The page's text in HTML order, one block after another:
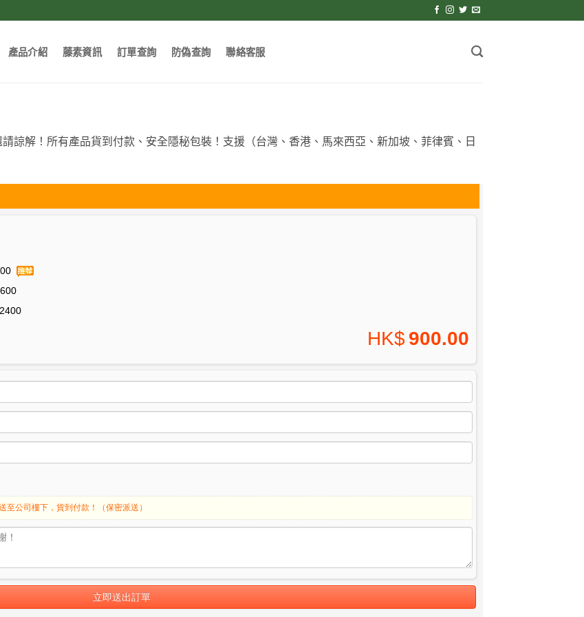
產品介紹 藤素資訊 訂單查詢 防偽查詢 聯絡客服
諒解！所有產品貨到付款、安全隱秘包裝！支援（台灣、香港、馬來西亞、新加坡、菲律賓、日